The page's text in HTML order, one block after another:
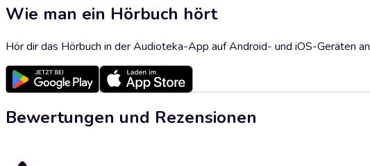
Wie man ein Hörbuch hört
Hör dir das Hörbuch in der Audioteka-App auf Android- und iOS-Geräten an
Bewertungen und Rezensionen